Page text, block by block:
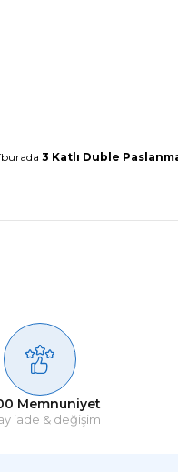
3 Katlı Duble
Memnuniyet
iade & değişim